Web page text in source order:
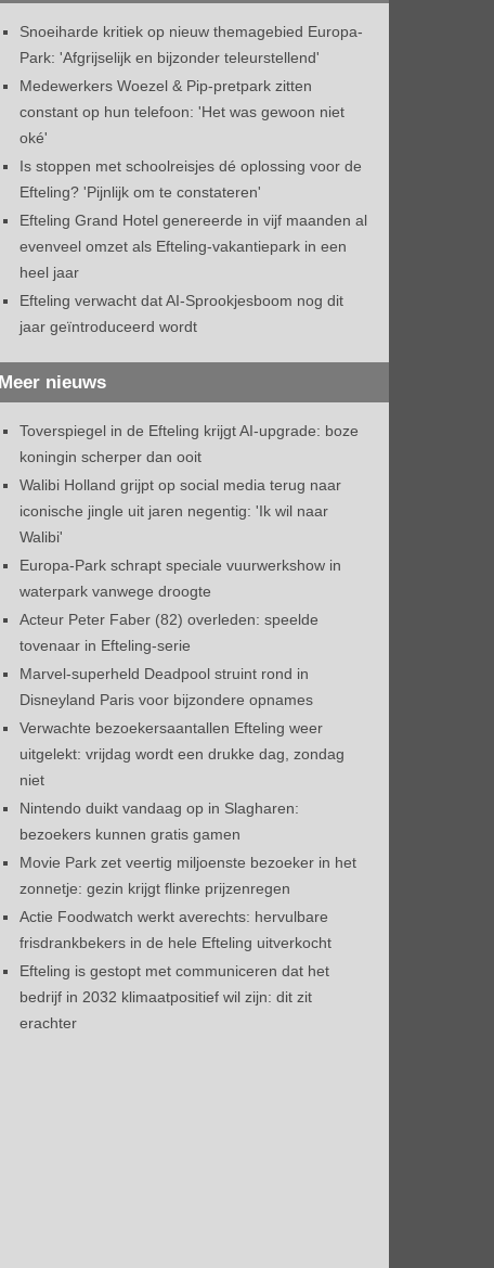
Snoeiharde kritiek op nieuw themagebied Europa-
Park: 'Afgrijselijk en bijzonder teleurstellend'
Medewerkers Woezel & Pip-pretpark zitten
constant op hun telefoon: 'Het was gewoon niet
oké'
Is stoppen met schoolreisjes dé oplossing voor de
Efteling? 'Pijnlijk om te constateren'
Efteling Grand Hotel genereerde in vijf maanden al
evenveel omzet als Efteling-vakantiepark in een
heel jaar
Efteling verwacht dat AI-Sprookjesboom nog dit
jaar geïntroduceerd wordt
Meer nieuws
Toverspiegel in de Efteling krijgt AI-upgrade: boze
koningin scherper dan ooit
Walibi Holland grijpt op social media terug naar
iconische jingle uit jaren negentig: 'Ik wil naar
Walibi'
Europa-Park schrapt speciale vuurwerkshow in
waterpark vanwege droogte
Acteur Peter Faber (82) overleden: speelde
tovenaar in Efteling-serie
Marvel-superheld Deadpool struint rond in
Disneyland Paris voor bijzondere opnames
Verwachte bezoekersaantallen Efteling weer
uitgelekt: vrijdag wordt een drukke dag, zondag
niet
Nintendo duikt vandaag op in Slagharen:
bezoekers kunnen gratis gamen
Movie Park zet veertig miljoenste bezoeker in het
zonnetje: gezin krijgt flinke prijzenregen
Actie Foodwatch werkt averechts: hervulbare
frisdrankbekers in de hele Efteling uitverkocht
Efteling is gestopt met communiceren dat het
bedrijf in 2032 klimaatpositief wil zijn: dit zit
erachter